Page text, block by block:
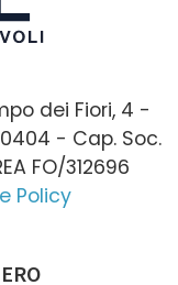
dei Fiori, 4 -
- Cap. Soc.
FO/312696
Policy